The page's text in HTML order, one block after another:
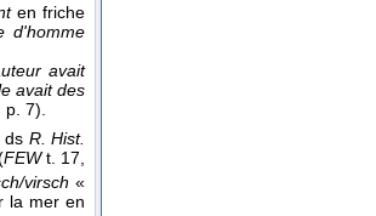
en friche
d'homme
avait
avait des
, p. 7).
ds R. Hist.
FEWt. 17,
virsch «
la mer en